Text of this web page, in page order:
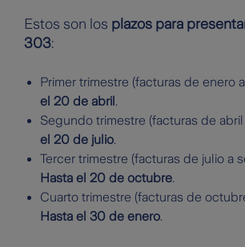
Estos son los plazos para
303:
Primer trimestre (facturas de enero a
el 20 de abril .
Segundo trimestre (facturas de abril
el 20 de julio.
Tercer trimestre (facturas de julio a
Hasta el 20 de octubre.
Cuarto trimestre (facturas de
Hasta el 30 de enero.